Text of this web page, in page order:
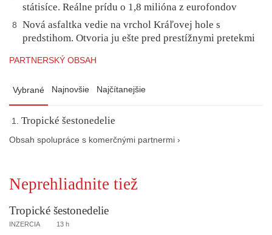
státisíce. Reálne prídu o 1,8 milióna z eurofondov
8
Nová asfaltka vedie na vrchol Kráľovej hole s
predstihom. Otvoria ju ešte pred prestížnymi pretekmi
PARTNERSKÝ OBSAH
Vybrané Najnovšie Najčítanejšie
Tropické šestonedelie
Obsah spolupráce s komerčnými partnermi ›
Neprehliadnite tiež
Tropické šestonedelie
INZERCIA 13 h